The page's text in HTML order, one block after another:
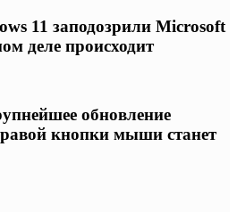
11 заподозрили Microsoft
деле происходит
обновление
кнопки мыши станет